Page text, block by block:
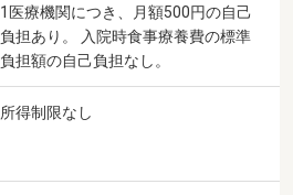
1医療機関につき、月額500円の自己
負担あり。 入院時食事療養費の標準
負担額の自己負担なし。
所得制限なし